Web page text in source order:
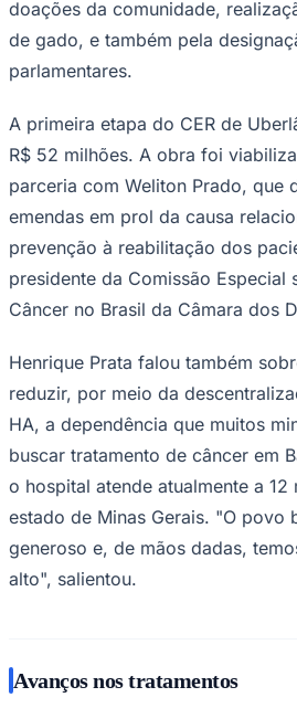
Palmeiras
doações da comunidade,
de gado, e também pela
parlamentares.
A primeira etapa do CER de
R$ 52 milhões. A obra foi
parceria com Weliton Prado, que
emendas em prol da causa
prevenção à reabilitação dos
presidente da Comissão Especial
Câncer no Brasil da Câmara dos
Henrique Prata falou também
reduzir, por meio da
HA, a dependência que muitos
buscar tratamento de câncer em
o hospital atende atualmente a 12
estado de Minas Gerais. "O povo
generoso e, de mãos dadas,
alto", salientou.
Avanços nos tratamentos